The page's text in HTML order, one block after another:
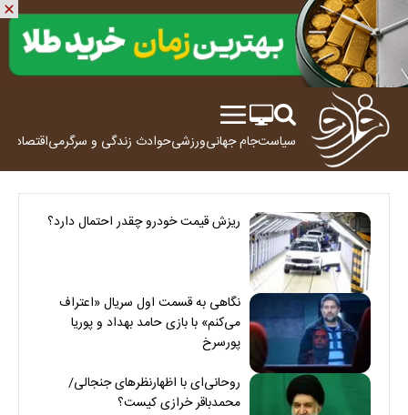
سیاستجام جهانیورزشیحوادث زندگی و سرگرمیاقتصاد
ریزش قیمت خودرو چقدر احتمال دارد؟
نگاهی به قسمت اول سریال «اعتراف
می‌کنم» با بازی حامد بهداد و پوریا
پورسرخ
روحانی‌ای با اظهارنظرهای جنجالی/
محمدباقر خرازی کیست؟